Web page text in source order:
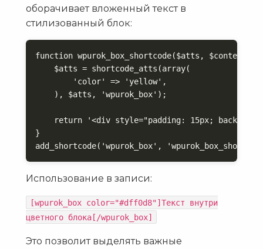
оборачивает вложенный текст в
стилизованный блок:
function wpurok_box_shortcode($atts, $content
    $atts = shortcode_atts(array(
        'color' => 'yellow',
    ), $atts, 'wpurok_box');
return '<div style="padding: 15px;
}
add_shortcode('wpurok_box',
Использование в записи:
[wpurok_box color="#dff0d8"]Текст внутри
цветного блока[/wpurok_box]
Это позволит выделять важные